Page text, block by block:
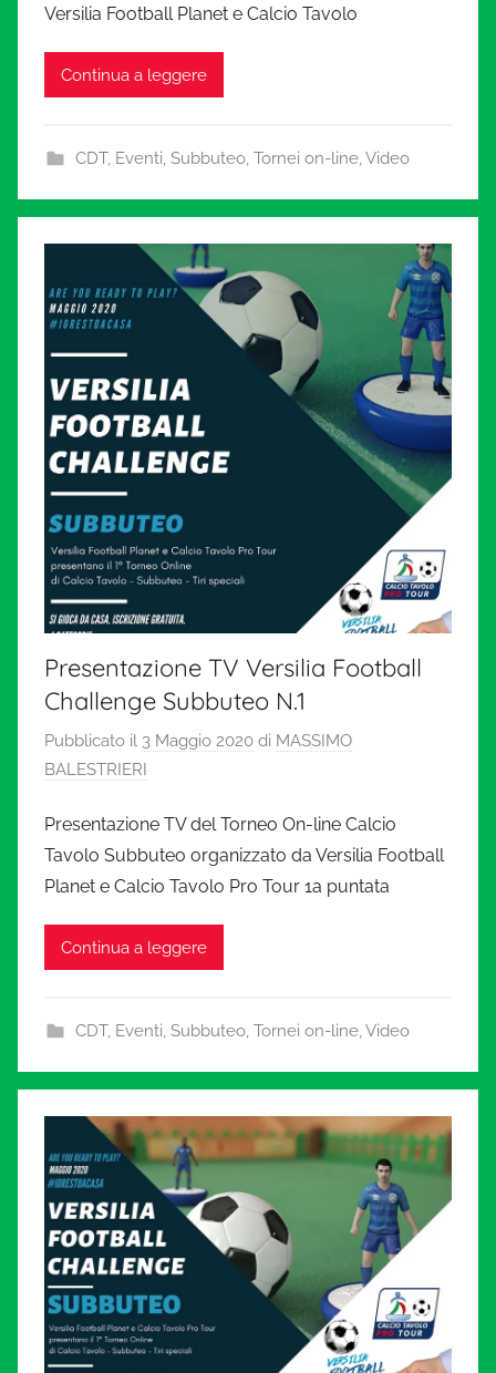
Versilia Football Planet e Calcio Tavolo
Continua a leggere
CDT, Eventi, Subbuteo, Tornei on-line,Video
Presentazione TV Versilia Football
Challenge Subbuteo N.1
Pubblicato il 3 Maggio 2020 di MASSIMO
BALESTRIERI
Presentazione TV del Torneo On-line Calcio
Tavolo Subbuteo organizzato da Versilia Football
Planet e Calcio Tavolo Pro Tour 1a puntata
Continua a leggere
CDT, Eventi, Subbuteo, Tornei on-line,Video